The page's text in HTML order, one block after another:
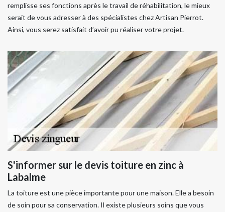
remplisse ses fonctions après le travail de réhabilitation, le mieux
serait de vous adresser à des spécialistes chez Artisan Pierrot.
Ainsi, vous serez satisfait d’avoir pu réaliser votre projet.
S'informer sur le devis toiture en zinc à
Labalme
La toiture est une pièce importante pour une maison. Elle a besoin
de soin pour sa conservation. Il existe plusieurs soins que vous